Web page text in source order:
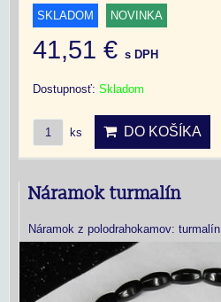
SKLADOM NOVINKA
41,51 € s DPH
Dostupnosť: Skladom
ks DO KOŠÍKA
Náramok turmalín
Náramok z polodrahokamov: turmalín